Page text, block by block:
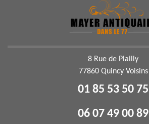
8 Rue de Plailly
77860 Quincy Voisins
01 85 53 50 75
06 07 49 00 89